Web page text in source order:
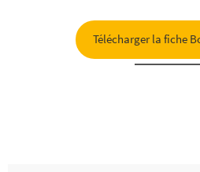
Télécharger la fiche